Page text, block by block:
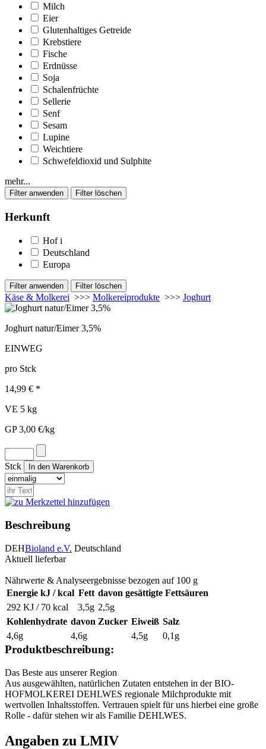
Milch
Eier
Glutenhaltiges Getreide
Krebstiere
Fische
Erdnüsse
Soja
Schalenfrüchte
Sellerie
Senf
Sesam
Lupine
Weichtiere
Schwefeldioxid und Sulphite
mehr...
Herkunft
Hof i
Deutschland
Europa
Käse & Molkerei >>> Molkereiprodukte >>> Joghurt
Joghurt natur/Eimer 3,5%
EINWEG
pro Stck
14,99 € *
VE 5 kg
GP 3,00 €/kg
Stck
Beschreibung
DEHBioland e.V. Deutschland
Aktuell lieferbar
Nährwerte & Analyseergebnisse bezogen auf 100 g
Energie kJ / kcal
292 KJ / 70 kcal
Fett
3,5g
davon gesättigte Fettsäuren
2,5g
Kohlenhydrate
4,6g
davon Zucker
4,6g
Eiweiß
4,5g
Salz
0,1g
Produktbeschreibung:
Das Beste aus unserer Region
Aus ausgewählten, natürlichen Zutaten entstehen in der BIO-
HOFMOLKEREI DEHLWES regionale Milchprodukte mit
wertvollen Inhaltsstoffen. Vertrauen spielt für uns hierbei eine große
Rolle - dafür stehen wir als Familie DEHLWES.
Angaben zu LMIV